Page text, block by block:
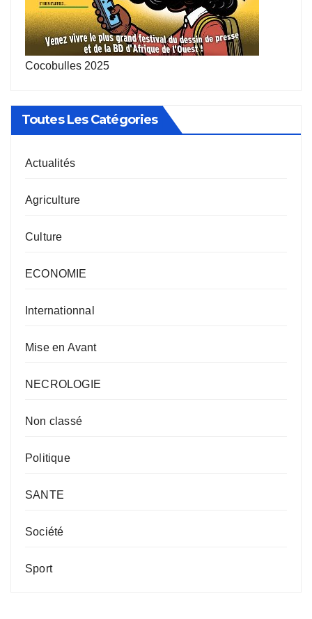
Cocobulles 2025
Toutes Les Catégories
Actualités
Agriculture
Culture
ECONOMIE
Internationnal
Mise en Avant
NECROLOGIE
Non classé
Politique
SANTE
Société
Sport